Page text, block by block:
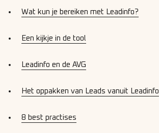
Wat kun je bereiken met Leadinfo?
Een kijkje in de tool
Leadinfo en de AVG
Het oppakken van Leads vanuit Leadinfo
8 best practises